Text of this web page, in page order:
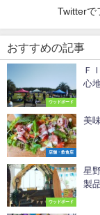
Twitterで
おすすめの記事
ウッドボード
Ｆ
心
店舗・飲食店
美
ウッドボード
星
製